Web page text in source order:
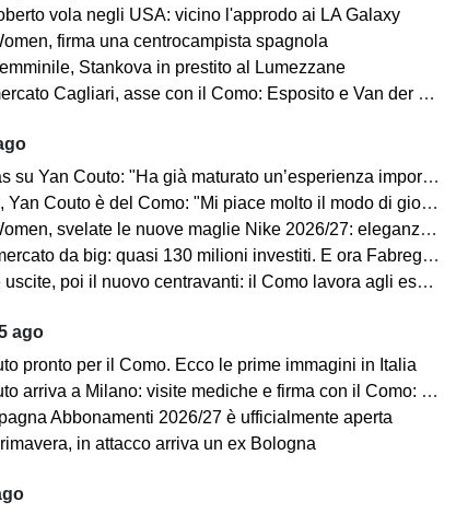
vola negli USA: vicino l'approdo ai LA Galaxy
firma una centrocampista spagnola
Stankova in prestito al Lumezzane
Cagliari, asse con il Como: Esposito e Van der Brempt sul tavolo
Yan Couto: "Ha già maturato un’esperienza importante, può crescere ancora"
Couto è del Como: "Mi piace molto il modo di giocare della squadra"
svelate le nuove maglie Nike 2026/27: eleganza e performance al centro del progetto
da big: quasi 130 milioni investiti. E ora Fabregas sogna il colpo in attacco
poi il nuovo centravanti: il Como lavora agli esuberi
ago
pronto per il Como. Ecco le prime immagini in Italia
a Milano: visite mediche e firma con il Como: “Sono molto felice ed emozionato”
Abbonamenti 2026/27 è ufficialmente aperta
in attacco arriva un ex Bologna